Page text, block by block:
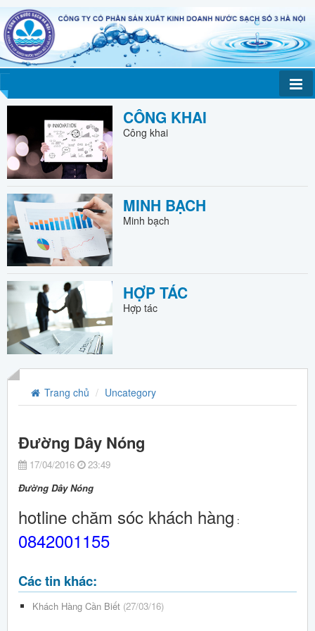
CÔNG KHAI
Công khai
MINH BẠCH
Minh bạch
HỢP TÁC
Hợp tác
Trang chủ Uncategory
Đường Dây Nóng
17/04/2016
23:49
Đường Dây Nóng
hotline chăm sóc khách hàng :
0842001155
Các tin khác:
Khách Hàng Cần Biết (27/03/16)